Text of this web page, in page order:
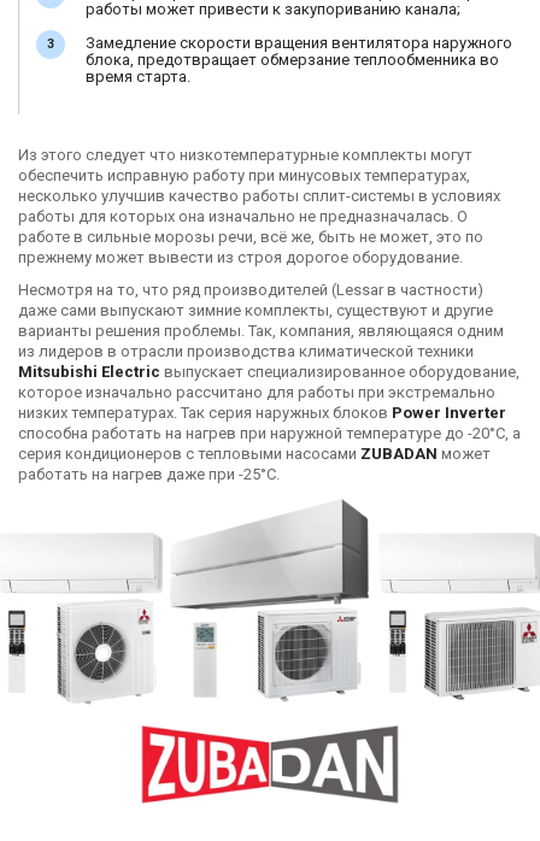
работы может привести к закупориванию канала;
Замедление скорости вращения вентилятора наружного
блока, предотвращает обмерзание теплообменника во
время старта.
Из этого следует что низкотемпературные комплекты могут
обеспечить исправную работу при минусовых температурах,
несколько улучшив качество работы сплит-системы в условиях
работы для которых она изначально не предназначалась. О
работе в сильные морозы речи, всё же, быть не может, это по
прежнему может вывести из строя дорогое оборудование.
Несмотря на то, что ряд производителей (Lessar в частности)
даже сами выпускают зимние комплекты, существуют и другие
варианты решения проблемы. Так, компания, являющаяся одним
из лидеров в отрасли производства климатической техники
Mitsubishi Electric выпускает специализированное оборудование,
которое изначально рассчитано для работы при экстремально
низких температурах. Так серия наружных блоков Power Inverter
способна работать на нагрев при наружной температуре до -20°С, а
серия кондиционеров с тепловыми насосами ZUBADAN может
работать на нагрев даже при -25°С.